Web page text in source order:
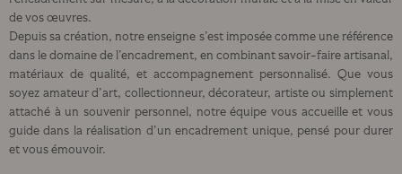
de vos œuvres.
Depuis sa création, notre enseigne s’est imposée comme une référence
dans le domaine de l’encadrement, en combinant savoir-faire artisanal,
matériaux de qualité, et accompagnement personnalisé. Que vous
soyez amateur d’art, collectionneur, décorateur, artiste ou simplement
attaché à un souvenir personnel, notre équipe vous accueille et vous
guide dans la réalisation d’un encadrement unique, pensé pour durer
et vous émouvoir.